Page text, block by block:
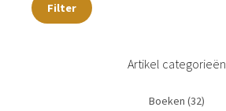
Filter
Artikel categorieën
Boeken (32)